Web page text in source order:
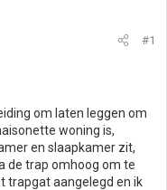
#1
om laten leggen om
woning is,
en slaapkamer zit,
de trap omhoog om te
trapgat aangelegd en ik